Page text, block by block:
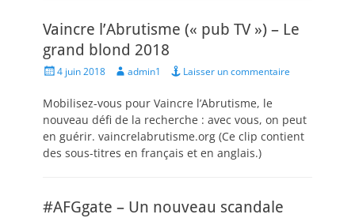
Vaincre l’Abrutisme (« pub TV ») – Le
grand blond 2018
Posted4 juin 2018 Author
admin1 Laisser un commentaire
Mobilisez-vous pour Vaincre l’Abrutisme, le
nouveau défi de la recherche : avec vous, on peut
en guérir. vaincrelabrutisme.org (Ce clip contient
des sous-titres en français et en anglais.)
#AFGgate – Un nouveau scandale